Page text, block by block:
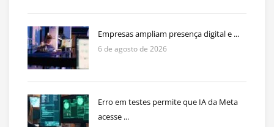
Empresas ampliam presença digital e ...
6 de agosto de 2026
Erro em testes permite que IA da Meta
acesse ...